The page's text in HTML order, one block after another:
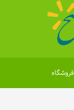
فروشگاه